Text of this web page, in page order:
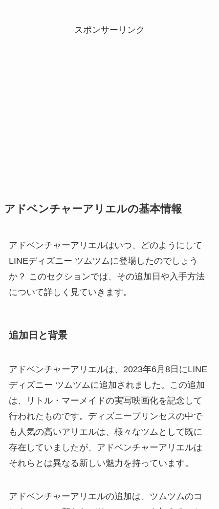
スポンサーリンク
アドベンチャーアリエルの基本情報
アドベンチャーアリエルはいつ、どのようにして
LINEディズニー ツムツムに登場したのでしょう
か？ このセクションでは、その追加日や入手方法
について詳しく見ていきます。
追加日と背景
アドベンチャーアリエルは、2023年6月8日にLINE
ディズニー ツムツムに追加されました。この追加
は、リトル・マーメイドの実写映画化を記念して
行われたものです。ディズニープリンセスの中で
も人気の高いアリエルは、様々なツムとして既に
存在していましたが、アドベンチャーアリエルは
それらとは異なる新しい魅力を持っています。
アドベンチャーアリエルの追加は、ツムツムのコ